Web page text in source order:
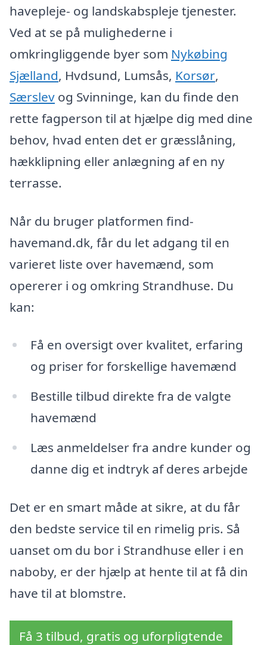
havepleje- og landskabspleje tjenester.
Ved at se på mulighederne i
omkringliggende byer som Nykøbing
Sjælland, Hvdsund, Lumsås, Korsør,
Særslev og Svinninge, kan du finde den
rette fagperson til at hjælpe dig med dine
behov, hvad enten det er græsslåning,
hækklipning eller anlægning af en ny
terrasse.
Når du bruger platformen find-
havemand.dk, får du let adgang til en
varieret liste over havemænd, som
opererer i og omkring Strandhuse. Du
kan:
Få en oversigt over kvalitet, erfaring
og priser for forskellige havemænd
Bestille tilbud direkte fra de valgte
havemænd
Læs anmeldelser fra andre kunder og
danne dig et indtryk af deres arbejde
Det er en smart måde at sikre, at du får
den bedste service til en rimelig pris. Så
uanset om du bor i Strandhuse eller i en
naboby, er der hjælp at hente til at få din
have til at blomstre.
Få 3 tilbud, gratis og uforpligtende